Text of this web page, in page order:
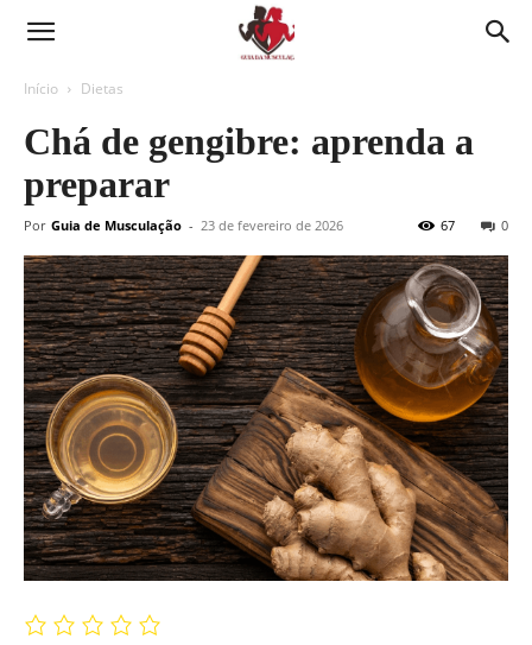
Guia
musculação,
Suor
hoje,
resultado
amanhã.
Início Dietas
Chá de gengibre: aprenda a
preparar
Por Guia de Musculação - 23 de fevereiro de 2026 0
67